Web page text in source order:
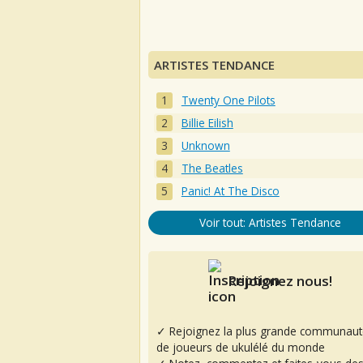
ARTISTES TENDANCE
Twenty One Pilots
Billie Eilish
Unknown
The Beatles
Panic! At The Disco
Voir tout: Artistes Tendance
Rejoignez nous!
✓ Rejoignez la plus grande
de joueurs de ukulélé du monde